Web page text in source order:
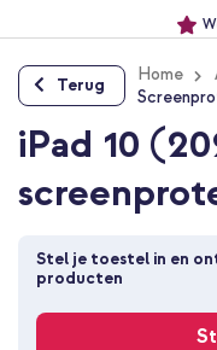
Terug
Home
iPad 10
Stel je toestel in en
producten